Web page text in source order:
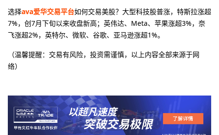
选择ava爱华交易平台如何交易美股？大型科技股普涨，特斯拉涨超
7%，创7月下旬以来收盘新高；英伟达、Meta、苹果涨超3%，奈
飞涨超2%，英特尔、微软、谷歌、亚马逊涨超1%。
（温馨提醒：交易有风险，投资需谨慎，以上内容全部来源于网
络）